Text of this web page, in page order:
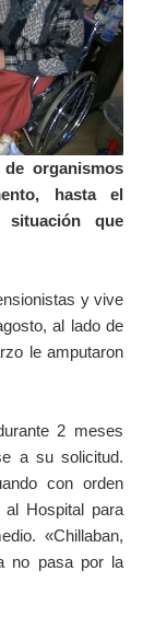
organismos
hasta el
que
y vive
al lado de
le amputaron
2 meses
a su solicitud.
con orden
al Hospital para
«Chillaban,
no pasa por la